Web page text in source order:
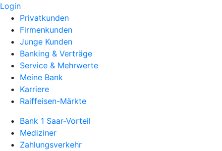
Login
Privatkunden
Firmenkunden
Junge Kunden
Banking & Verträge
Service & Mehrwerte
Meine Bank
Karriere
Raiffeisen-Märkte
Bank 1 Saar-Vorteil
Mediziner
Zahlungsverkehr